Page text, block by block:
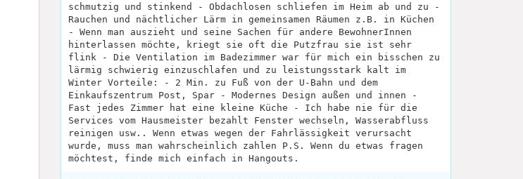
schmutzig und stinkend - Obdachlosen schliefen im Heim ab und zu -
Rauchen und nächtlicher Lärm in gemeinsamen Räumen z.B. in Küchen
- Wenn man auszieht und seine Sachen für andere BewohnerInnen
hinterlassen möchte, kriegt sie oft die Putzfrau sie ist sehr
flink - Die Ventilation im Badezimmer war für mich ein bisschen zu
lärmig schwierig einzuschlafen und zu leistungsstark kalt im
Winter Vorteile: - 2 Min. zu Fuß von der U-Bahn und dem
Einkaufszentrum Post, Spar - Modernes Design außen und innen -
Fast jedes Zimmer hat eine kleine Küche - Ich habe nie für die
Services vom Hausmeister bezahlt Fenster wechseln, Wasserabfluss
reinigen usw.. Wenn etwas wegen der Fahrlässigkeit verursacht
wurde, muss man wahrscheinlich zahlen P.S. Wenn du etwas fragen
möchtest, finde mich einfach in Hangouts.